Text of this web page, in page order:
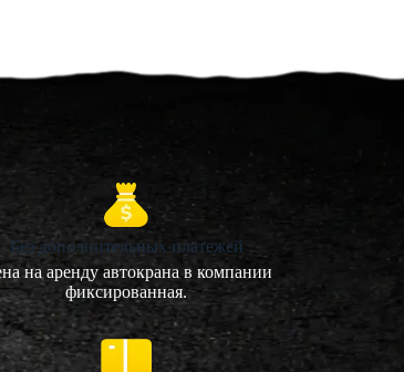
Без дополнительных платежей
на аренду автокрана в компании
фиксированная.